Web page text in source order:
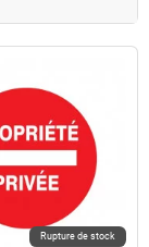
Rupture de stock